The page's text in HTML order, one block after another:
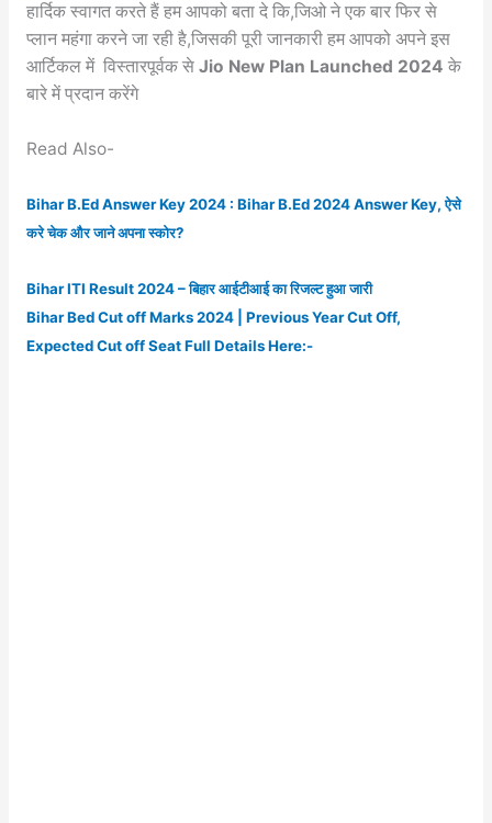
हार्दिक स्वागत करते हैं हम आपको बता दे कि,जिओ ने एक बार फिर से
प्लान महंगा करने जा रही है,जिसकी पूरी जानकारी हम आपको अपने इस
आर्टिकल में विस्तारपूर्वक से Jio New Plan Launched 2024 के
बारे में प्रदान करेंगे
Read Also-
Bihar B.Ed Answer Key 2024 : Bihar B.Ed 2024 Answer Key, ऐसे
करे चेक और जाने अपना स्कोर?
Bihar ITI Result 2024 – बिहार आईटीआई का रिजल्ट हुआ जारी
Bihar Bed Cut off Marks 2024 | Previous Year Cut Off,
Expected Cut off Seat Full Details Here:-